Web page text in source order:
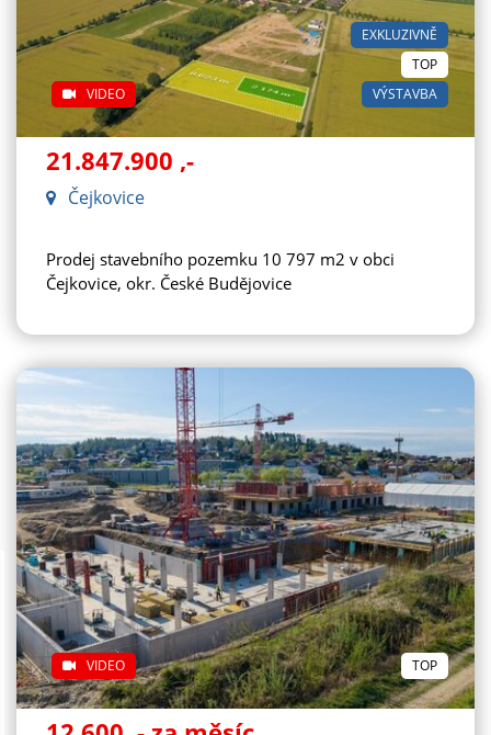
EXKLUZIVNĚ
VIDEO VÝSTAVBA
TOP
21.847.900 ,-
Čejkovice
Prodej stavebního pozemku 10 797 m2 v obci
Čejkovice, okr. České Budějovice
VIDEO TOP